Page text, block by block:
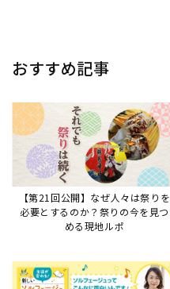
おすすめ記事
【第21回公開】なぜ人々は祭りを
必要とするのか？祭りの今を見つ
める現地ルポ